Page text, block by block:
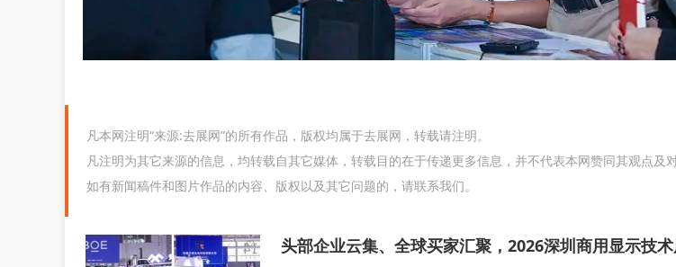
凡本网注明“来源:去展网”的所有作品，版权均属于去展网，转载请注明。
凡注明为其它来源的信息，均转载自其它媒体，转载目的在于传递更多信息，并不代表本网赞同其观点及
如有新闻稿件和图片作品的内容、版权以及其它问题的，请联系我们。